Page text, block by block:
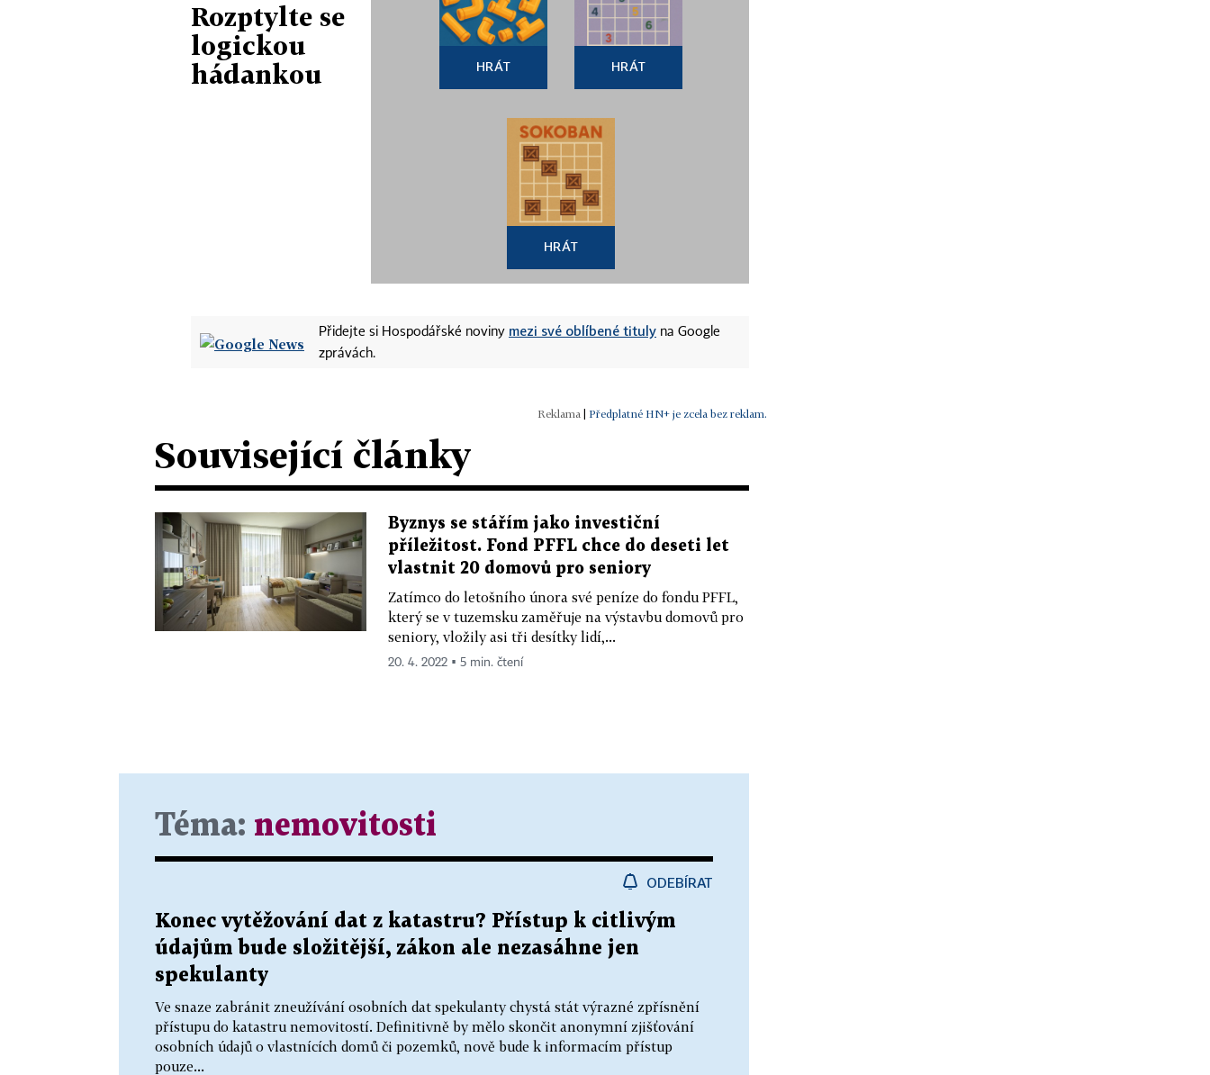
Rozptylte se
logickou
hádankou
HRÁT HRÁT
HRÁT
Přidejte si Hospodářské noviny mezi své oblíbené tituly na Google
zprávách.
| Předplatné HN+ je zcela bez reklam.
Související články
Byznys se stářím jako investiční
příležitost. Fond PFFL chce do deseti let
vlastnit 20 domovů pro seniory
Zatímco do letošního února své peníze do fondu PFFL,
který se v tuzemsku zaměřuje na výstavbu domovů pro
seniory, vložily asi tři desítky lidí,...
20. 4. 2022 ▪ 5 min. čtení
Téma: nemovitosti
ODEBÍRAT
Konec vytěžování dat z katastru? Přístup k citlivým
údajům bude složitější, zákon ale nezasáhne jen
spekulanty
Ve snaze zabránit zneužívání osobních dat spekulanty chystá stát výrazné zpřísnění
přístupu do katastru nemovitostí. Definitivně by mělo skončit anonymní zjišťování
osobních údajů o vlastnících domů či pozemků, nově bude k informacím přístup
pouze...